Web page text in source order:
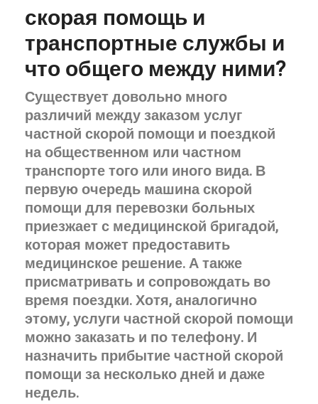
скорая помощь и
транспортные службы и
что общего между ними?
Существует довольно много
различий между заказом услуг
частной скорой помощи и поездкой
на общественном или частном
транспорте того или иного вида. В
первую очередь машина скорой
помощи для перевозки больных
приезжает с медицинской бригадой,
которая может предоставить
медицинское решение. А также
присматривать и сопровождать во
время поездки. Хотя, аналогично
этому, услуги частной скорой помощи
можно заказать и по телефону. И
назначить прибытие частной скорой
помощи за несколько дней и даже
недель.